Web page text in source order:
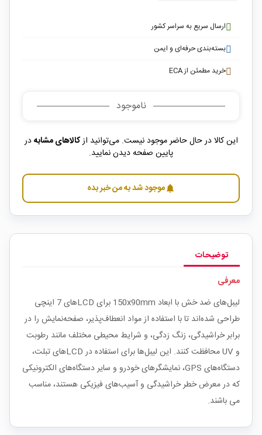
ارسال سریع به سراسر کشور
بسته‌بندی حرفه‌ای و ایمن
خرید مطمئن از ECA
ناموجود
این کالا در حال حاضر موجود نیست. می‌توانید ازکالاهای مشابهدر
پایین صفحه دیدن نمایید.
notificationsموجود شد به من خبر بده
توضیحات
معرفی
لیبل‌های ضد خش با ابعاد 150x90mm برای LCD‌های 7 اینچی
طراحی شده‌اند تا با استفاده از مواد انعطاف‌پذیر، صفحه‌نمایش را در
برابر خراشیدگی، زنگ زدگی، و شرایط محیطی مختلف مانند رطوبت
و UV محافظت کنند. این لیبل‌ها برای استفاده در LCD‌های تبلت،
دستگاه‌های GPS، نمایشگرهای خودرو و سایر دستگاه‌های الکترونیکی
که در معرض خطر خراشیدگی و آسیب‌های فیزیکی هستند، مناسب
می باشند.